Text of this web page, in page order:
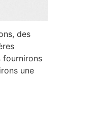
des
fournirons
une